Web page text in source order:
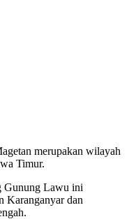
merupakan wilayah
Timur.
Gunung Lawu ini
Karanganyar dan